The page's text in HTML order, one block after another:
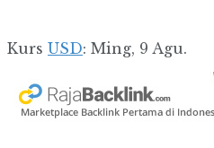
Kurs USD: Ming, 9 Agu.